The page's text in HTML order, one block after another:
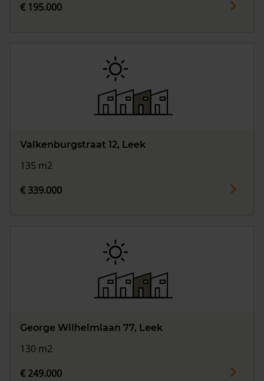
€ 195.000
Valkenburgstraat 12, Leek
135 m2
€ 339.000
George Wilhelmlaan 77, Leek
130 m2
€ 249.000